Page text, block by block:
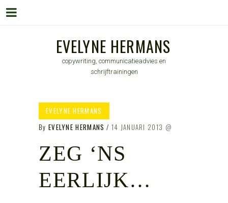
EVELYNE HERMANS
copywriting, communicatieadvies en
schrijftrainingen
EVELYNE HERMANS
By EVELYNE HERMANS 14 JANUARI 2013
ZEG ‘NS
EERLIJK…
Menu